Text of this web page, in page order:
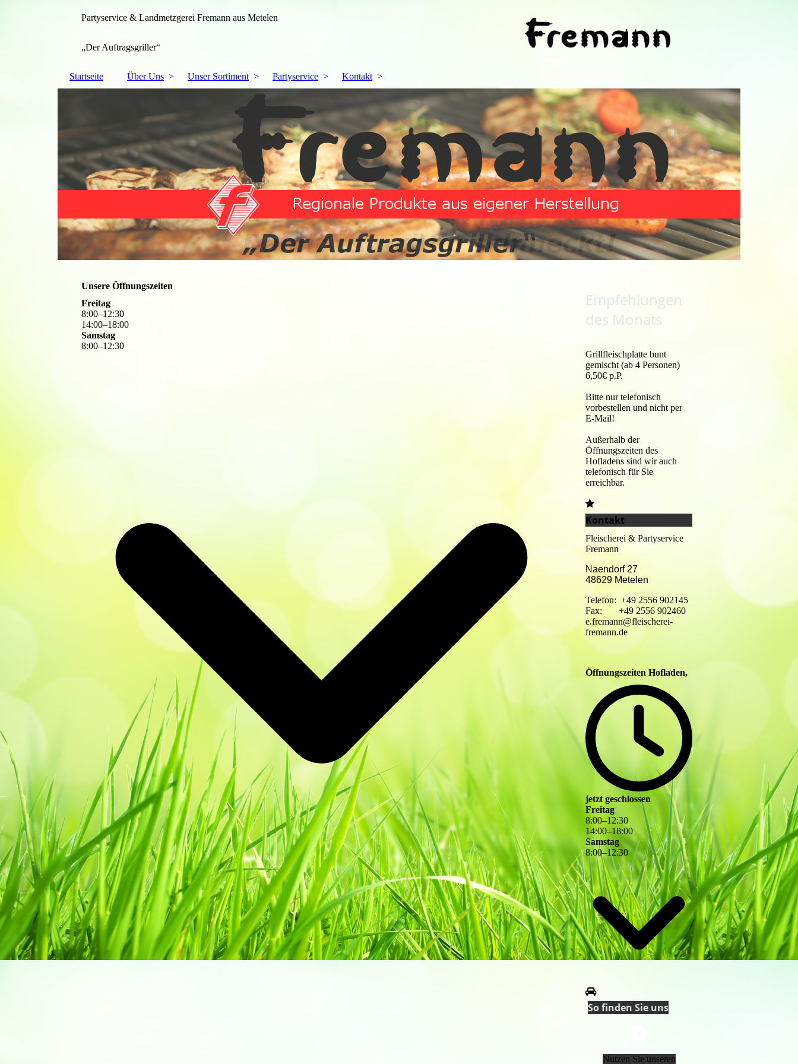
Partyservice & Landmetzgerei Fremann aus Metelen
„Der Auftragsgriller“
Startseite Über Uns Unser Sortiment Partyservice Kontakt
Unsere Öffnungszeiten
Freitag
8:00–12:30
14:00–18:00
Samstag
8:00–12:30
Empfehlungen
des Monats
Grillfleischplatte bunt
gemischt (ab 4 Personen)
6,50€ p.P.
Bitte nur telefonisch
vorbestellen und nicht per
E-Mail!
Außerhalb der
Öffnungszeiten des
Hofladens sind wir auch
telefonisch für Sie
erreichbar.
Kontakt
Fleischerei & Partyservice
Fremann
Naendorf 27
48629 Metelen
Telefon: +49 2556 902145
Fax: +49 2556 902460
e.fremann@fleischerei-
fremann.de
Öffnungszeiten Hofladen,
jetzt geschlossen
Freitag
8:00–12:30
14:00–18:00
Samstag
8:00–12:30
So finden Sie uns
Nutzen Sie unseren